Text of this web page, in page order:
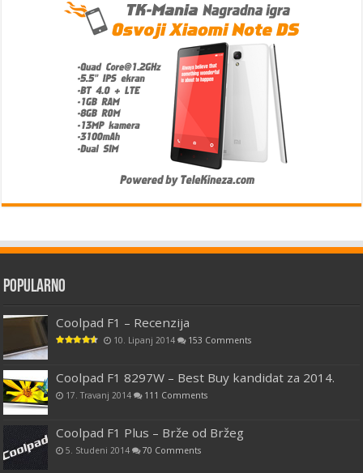
Popularno
Coolpad F1 – Recenzija
10. Lipanj 2014 153 Comments
Coolpad F1 8297W – Best Buy kandidat za 2014.
17. Travanj 2014 111 Comments
Coolpad F1 Plus – Brže od Bržeg
5. Studeni 2014 70 Comments